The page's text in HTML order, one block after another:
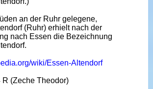
an der Ruhr gelegene,
(Ruhr) erhielt nach der
nach Essen die Bezeichnung
wiki/Essen-Altendorf
R (Zeche Theodor)